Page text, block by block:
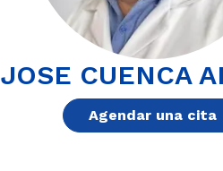
JOSE CUENCA
Agendar una cita